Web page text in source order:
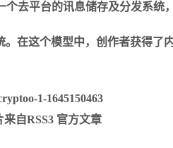
去平台的讯息储存及分发系统
在这个模型中，创作者获得了
来自RSS3 官方文章